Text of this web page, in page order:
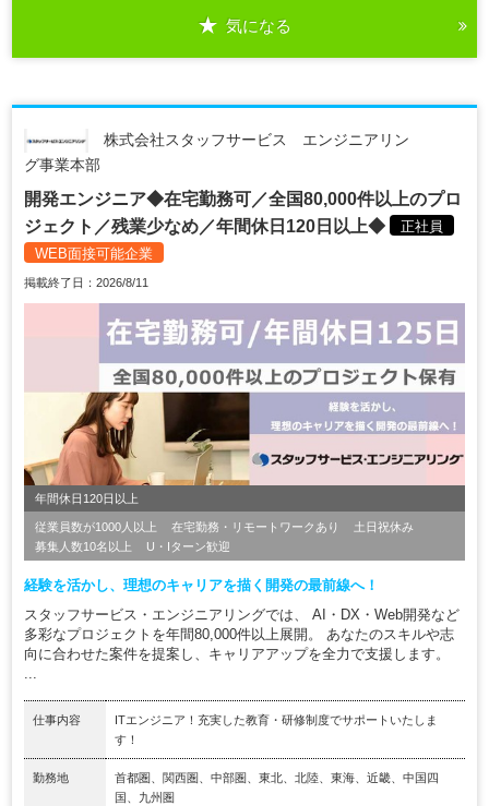
気になる
株式会社スタッフサービス エンジニアリン
グ事業本部
開発エンジニア◆在宅勤務可／全国80,000件以上のプロ
ジェクト／残業少なめ／年間休日120日以上◆
正社員
WEB面接可能企業
掲載終了日：2026/8/11
年間休日120日以上
従業員数が1000人以上 在宅勤務・リモートワークあり
土日祝休み
募集人数10名以上
U・Iターン歓迎
経験を活かし、理想のキャリアを描く開発の最前線へ！
スタッフサービス・エンジニアリングでは、 AI・DX・Web開発など
多彩なプロジェクトを年間80,000件以上展開。 あなたのスキルや志
向に合わせた案件を提案し、キャリアアップを全力で支援します。
仕事内容
ITエンジニア！充実した教育・研修制度でサポートいたしま
す！
勤務地
首都圏、関西圏、中部圏、東北、北陸、東海、近畿、中国四
国、九州圏